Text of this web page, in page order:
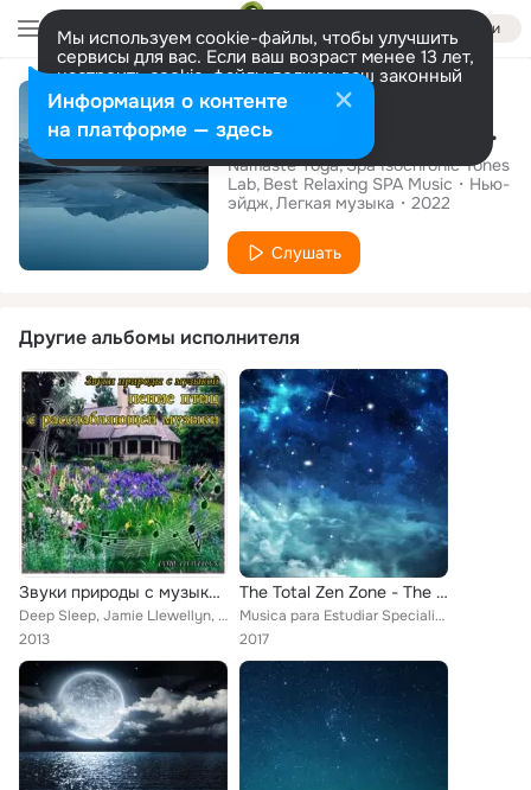
Войти
Мы используем cookie-файлы, чтобы улучшить
сервисы для вас. Если ваш возраст менее 13 лет,
настроить cookie-файлы должен ваш законный
представитель. Больше информации
Разрешить все Настроить 50 Tracks for a Peaceful Spring at Night
Namaste Yoga Spa Isochronic Tones
Lab Best Relaxing SPA Music
Нью-
эйдж Легкая музыка 2022
Слушать
Другие альбомы исполнителя
Звуки природы с музыкой: пение птиц с расслабляющей музыки
Deep Sleep, Jamie Llewellyn, Best Relaxing SPA Music
2013
The Total Zen Zone - The Ultimate Soundtrack for Pure and Instant Relief of Stress and Worry & for Complete Peace and Harmony
Musica para Estudiar Specialistas, Alpha Waves, Best Relaxing Spa Music
2017
Информация о контенте
на платформе — здесь